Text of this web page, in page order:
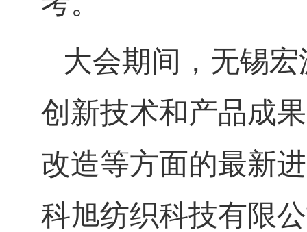
大会期间，无锡
创新技术和产品成
改造等方面的最新
科旭纺织科技有限